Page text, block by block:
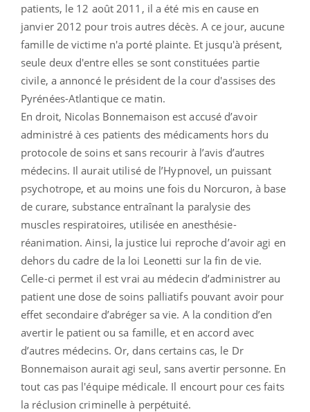
patients, le 12 août 2011, il a été mis en cause en
janvier 2012 pour trois autres décès. A ce jour, aucune
famille de victime n'a porté plainte. Et jusqu'à présent,
seule deux d'entre elles se sont constituées partie
civile, a annoncé le président de la cour d'assises des
Pyrénées-Atlantique ce matin.
En droit, Nicolas Bonnemaison est accusé d’avoir
administré à ces patients des médicaments hors du
protocole de soins et sans recourir à l’avis d’autres
médecins. Il aurait utilisé de l’Hypnovel, un puissant
psychotrope, et au moins une fois du Norcuron, à base
de curare, substance entraînant la paralysie des
muscles respiratoires, utilisée en anesthésie-
réanimation. Ainsi, la justice lui reproche d’avoir agi en
dehors du cadre de la loi Leonetti sur la fin de vie.
Celle-ci permet il est vrai au médecin d’administrer au
patient une dose de soins palliatifs pouvant avoir pour
effet secondaire d’abréger sa vie. A la condition d’en
avertir le patient ou sa famille, et en accord avec
d’autres médecins. Or, dans certains cas, le Dr
Bonnemaison aurait agi seul, sans avertir personne. En
tout cas pas l'équipe médicale. Il encourt pour ces faits
la réclusion criminelle à perpétuité.